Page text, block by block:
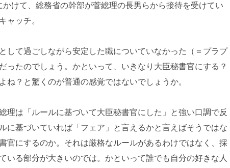
かけて、総務省の幹部が菅総理の長男らから接待を受けてい
ャッチ。
して過ごしながら安定した職についていなかった（＝プラプ
ったのでしょう。かといって、いきなり大臣秘書官にする？
ね？と驚くのが普通の感覚ではないでしょうか。
理は「ルールに基づいて大臣秘書官にした」と強い口調で反
に基づいていれば「フェア」と言えるかと言えばそうではな
官にするのか。それは厳格なルールがあるわけではなく、採
いる部分が大きいのでは。かといって誰でも自分の好きな人